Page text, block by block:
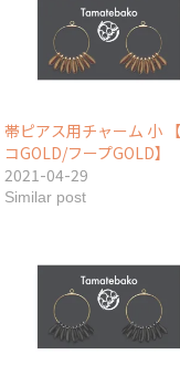
帯ピアス用チャーム 小
コGOLD/フープGOLD】
2021-04-29
Similar post